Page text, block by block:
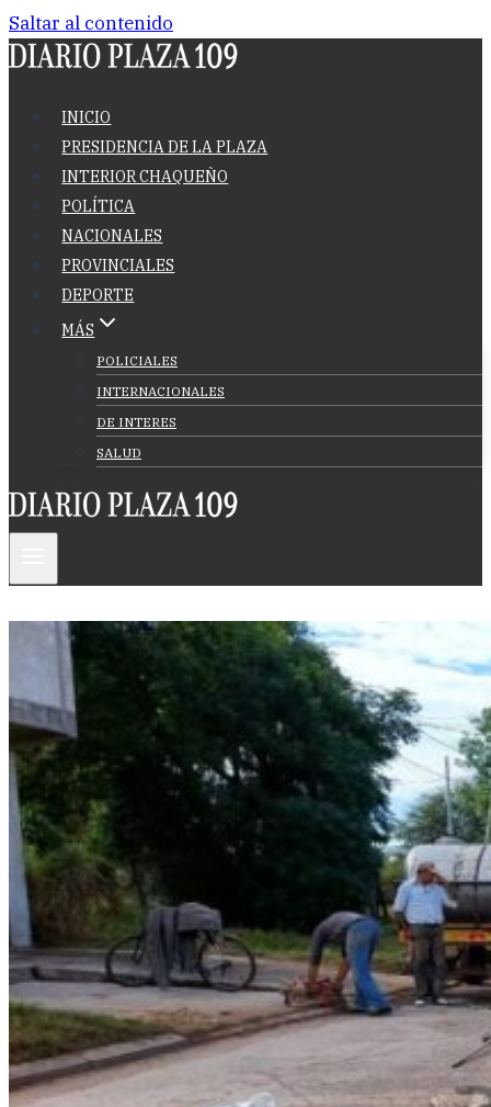
Saltar al contenido
INICIO
PRESIDENCIA DE LA PLAZA
INTERIOR CHAQUEÑO
POLÍTICA
NACIONALES
PROVINCIALES
DEPORTE
MÁS
POLICIALES
INTERNACIONALES
DE INTERES
SALUD